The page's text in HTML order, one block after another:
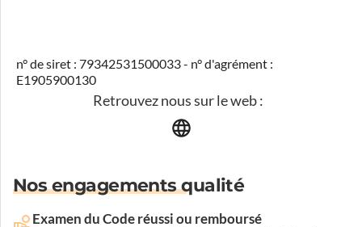
n° de siret : 79342531500033 - n° d'agrément :
E1905900130
Retrouvez nous sur le web :
Nos engagements qualité
Examen du Code réussi ou remboursé